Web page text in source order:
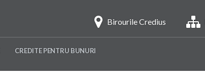
Birourile Credius
CREDITE PENTRU BUNURI